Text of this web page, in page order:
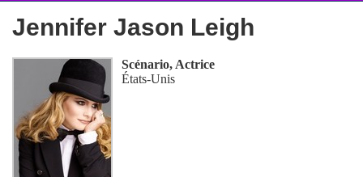
Jennifer Jason Leigh
Scénario, Actrice
États-Unis